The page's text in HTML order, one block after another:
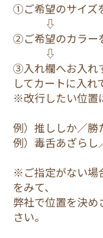
①ご希望のサイズ
⇩
②ご希望のカラー
⇩
③入れ欄へお入れ
してカートに入れ
※改行したい位置
例）推ししか／勝
例）毒舌あざら
※ご指定がない場
をみて、
弊社で位置を決
さい。
3,800円(税込)
1.青
3,800円(税込)
1.青
3,800円(税込)
1.青
13mini
3,800円(税込)